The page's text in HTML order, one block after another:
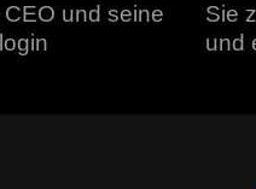
CEO und seine
Sie
und